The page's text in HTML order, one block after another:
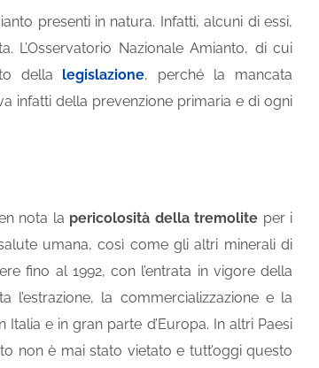
presenti in natura. Infatti, alcuni di essi,
L’Osservatorio Nazionale Amianto, di cui
della legislazione, perché la mancata
infatti della prevenzione primaria e di ogni
nota la pericolosità della tremolite per i
umana, così come gli altri minerali di
fino al 1992, con l’entrata in vigore della
l’estrazione, la commercializzazione e la
e in gran parte d’Europa. In altri Paesi
non è mai stato vietato e tutt’oggi questo